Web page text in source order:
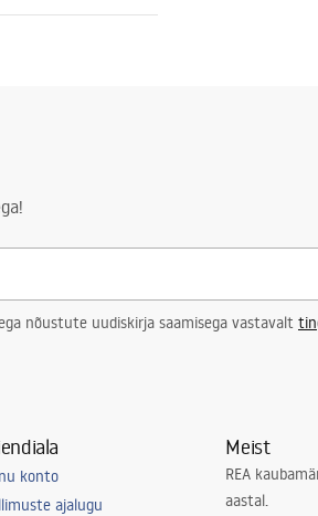
nõustute uudiskirja saamisega vastavalt
konto
ajalugu
Meist
REA
aastal.